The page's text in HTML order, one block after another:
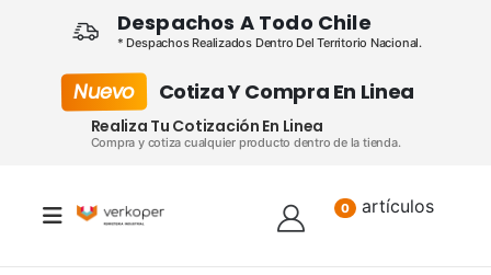
Despachos A Todo Chile
* Despachos Realizados Dentro Del Territorio Nacional.
Nuevo Cotiza Y Compra En Linea
Realiza Tu Cotización En Linea
Compra y cotiza cualquier producto dentro de la tienda.
0 artículos